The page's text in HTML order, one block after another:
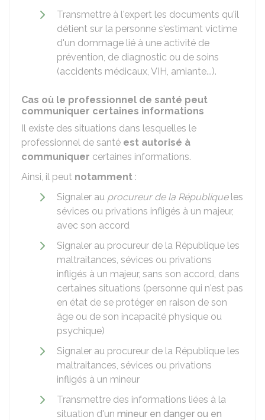
Transmettre à l'expert les documents qu'il
détient sur la personne s'estimant victime
d'un dommage lié à une activité de
prévention, de diagnostic ou de soins
(accidents médicaux, VIH, amiante...).
Cas où le professionnel de santé peut
communiquer certaines informations
Il existe des situations dans lesquelles le
professionnel de santé est autorisé à
communiquer certaines informations.
Ainsi, il peut notamment :
Signaler au procureur de la Républiqueles
sévices ou privations infligés à un majeur,
avec son accord
Signaler au procureur de la République les
maltraitances, sévices ou privations
infligés à un majeur, sans son accord, dans
certaines situations (personne qui n'est pas
en état de se protéger en raison de son
âge ou de son incapacité physique ou
psychique)
Signaler au procureur de la République les
maltraitances, sévices ou privations
infligés à un mineur
Transmettre des informations liées à la
situation d'un mineur en danger ou en